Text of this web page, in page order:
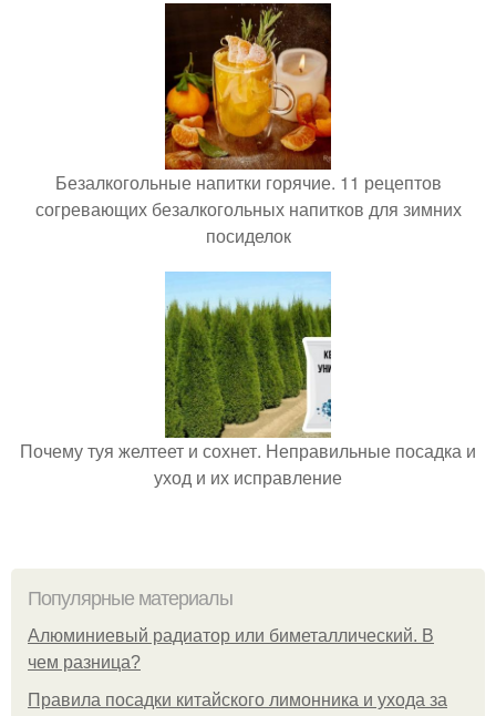
Безалкогольные напитки горячие. 11 рецептов
согревающих безалкогольных напитков для зимних
посиделок
Почему туя желтеет и сохнет. Неправильные посадка и
уход и их исправление
Популярные материалы
Алюминиевый радиатор или биметаллический. В
чем разница?
Правила посадки китайского лимонника и ухода за